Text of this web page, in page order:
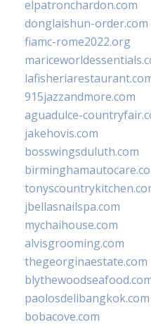
elpatronchardon.com
donglaishun-order.com
fiamc-rome2022.org
915jazzandmore.com
aguadulce-
jakehovis.com
bosswingsduluth.com
jbellasnailspa.com
mychaihouse.com
alvisgrooming.com
thegeorginaestate.com
paolosdelibangkok.com
bobacove.com